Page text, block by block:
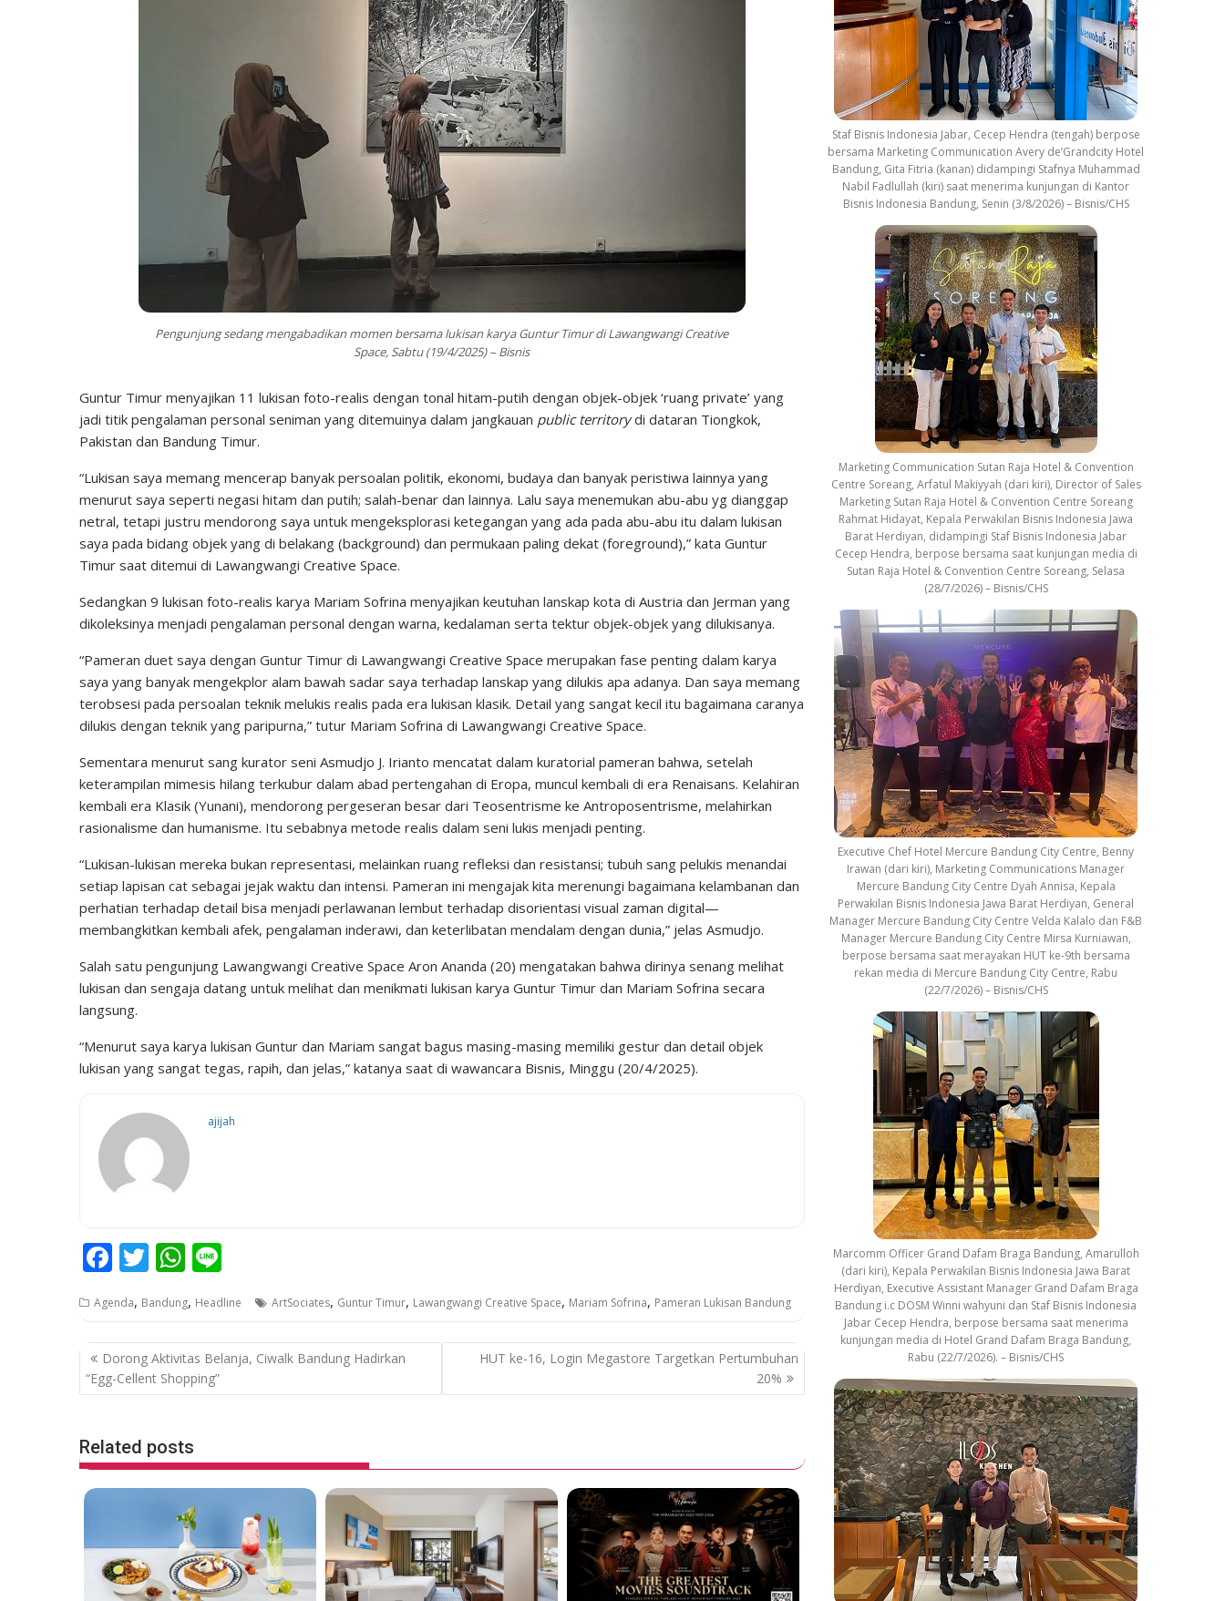
Pengunjung sedang mengabadikan momen bersama lukisan karya Guntur Timur di Lawangwangi Creative
Space, Sabtu (19/4/2025) – Bisnis
Guntur Timur menyajikan 11 lukisan foto-realis dengan tonal hitam-putih dengan objek-objek ‘ruang private’ yang
jadi titik pengalaman personal seniman yang ditemuinya dalam jangkauan public territorydi dataran Tiongkok,
Pakistan dan Bandung Timur.
“Lukisan saya memang mencerap banyak persoalan politik, ekonomi, budaya dan banyak peristiwa lainnya yang
menurut saya seperti negasi hitam dan putih; salah-benar dan lainnya. Lalu saya menemukan abu-abu yg dianggap
netral, tetapi justru mendorong saya untuk mengeksplorasi ketegangan yang ada pada abu-abu itu dalam lukisan
saya pada bidang objek yang di belakang (background) dan permukaan paling dekat (foreground),” kata Guntur
Timur saat ditemui di Lawangwangi Creative Space.
Sedangkan 9 lukisan foto-realis karya Mariam Sofrina menyajikan keutuhan lanskap kota di Austria dan Jerman yang
dikoleksinya menjadi pengalaman personal dengan warna, kedalaman serta tektur objek-objek yang dilukisanya.
“Pameran duet saya dengan Guntur Timur di Lawangwangi Creative Space merupakan fase penting dalam karya
saya yang banyak mengekplor alam bawah sadar saya terhadap lanskap yang dilukis apa adanya. Dan saya memang
terobsesi pada persoalan teknik melukis realis pada era lukisan klasik. Detail yang sangat kecil itu bagaimana caranya
dilukis dengan teknik yang paripurna,” tutur Mariam Sofrina di Lawangwangi Creative Space.
Sementara menurut sang kurator seni Asmudjo J. Irianto mencatat dalam kuratorial pameran bahwa, setelah
keterampilan mimesis hilang terkubur dalam abad pertengahan di Eropa, muncul kembali di era Renaisans. Kelahiran
kembali era Klasik (Yunani), mendorong pergeseran besar dari Teosentrisme ke Antroposentrisme, melahirkan
rasionalisme dan humanisme. Itu sebabnya metode realis dalam seni lukis menjadi penting.
“Lukisan-lukisan mereka bukan representasi, melainkan ruang refleksi dan resistansi; tubuh sang pelukis menandai
setiap lapisan cat sebagai jejak waktu dan intensi. Pameran ini mengajak kita merenungi bagaimana kelambanan dan
perhatian terhadap detail bisa menjadi perlawanan lembut terhadap disorientasi visual zaman digital—
membangkitkan kembali afek, pengalaman inderawi, dan keterlibatan mendalam dengan dunia,” jelas Asmudjo.
Salah satu pengunjung Lawangwangi Creative Space Aron Ananda (20) mengatakan bahwa dirinya senang melihat
lukisan dan sengaja datang untuk melihat dan menikmati lukisan karya Guntur Timur dan Mariam Sofrina secara
langsung.
“Menurut saya karya lukisan Guntur dan Mariam sangat bagus masing-masing memiliki gestur dan detail objek
lukisan yang sangat tegas, rapih, dan jelas,” katanya saat di wawancara Bisnis, Minggu (20/4/2025).
ajijah
F
e
b
o
o
k
T
itt
er
W
at
s
A
p
e
Agenda, Bandung, Headline ArtSociates, Guntur Timur, Lawangwangi Creative Space, Mariam Sofrina, Pameran Lukisan Bandung
P
o
n
a
v
g
Dorong Aktivitas Belanja, Ciwalk Bandung Hadirkan
“Egg-Cellent Shopping”
HUT ke-16, Login Megastore Targetkan Pertumbuhan
20%
Related posts
Staf Bisnis Indonesia Jabar, Cecep Hendra (tengah) berpose
bersama Marketing Communication Avery de’Grandcity Hotel
Bandung, Gita Fitria (kanan) didampingi Stafnya Muhammad
Nabil Fadlullah (kiri) saat menerima kunjungan di Kantor
Bisnis Indonesia Bandung, Senin (3/8/2026) – Bisnis/CHS
Marketing Communication Sutan Raja Hotel & Convention
Centre Soreang, Arfatul Makiyyah (dari kiri), Director of Sales
Marketing Sutan Raja Hotel & Convention Centre Soreang
Rahmat Hidayat, Kepala Perwakilan Bisnis Indonesia Jawa
Barat Herdiyan, didampingi Staf Bisnis Indonesia Jabar
Cecep Hendra, berpose bersama saat kunjungan media di
Sutan Raja Hotel & Convention Centre Soreang, Selasa
(28/7/2026) – Bisnis/CHS
Executive Chef Hotel Mercure Bandung City Centre, Benny
Irawan (dari kiri), Marketing Communications Manager
Mercure Bandung City Centre Dyah Annisa, Kepala
Perwakilan Bisnis Indonesia Jawa Barat Herdiyan, General
Manager Mercure Bandung City Centre Velda Kalalo dan F&B
Manager Mercure Bandung City Centre Mirsa Kurniawan,
berpose bersama saat merayakan HUT ke-9th bersama
rekan media di Mercure Bandung City Centre, Rabu
(22/7/2026) – Bisnis/CHS
Marcomm Officer Grand Dafam Braga Bandung, Amarulloh
(dari kiri), Kepala Perwakilan Bisnis Indonesia Jawa Barat
Herdiyan, Executive Assistant Manager Grand Dafam Braga
Bandung i.c DOSM Winni wahyuni dan Staf Bisnis Indonesia
Jabar Cecep Hendra, berpose bersama saat menerima
kunjungan media di Hotel Grand Dafam Braga Bandung,
Rabu (22/7/2026). – Bisnis/CHS